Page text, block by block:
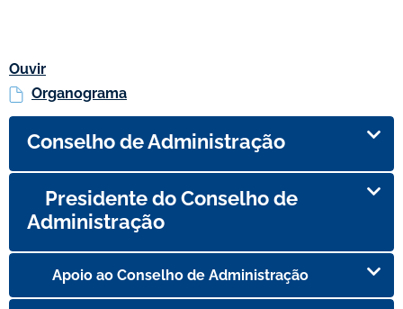
Ouvir
Organograma
Conselho de Administração
Presidente do Conselho de
Administração
Apoio ao Conselho de Administração